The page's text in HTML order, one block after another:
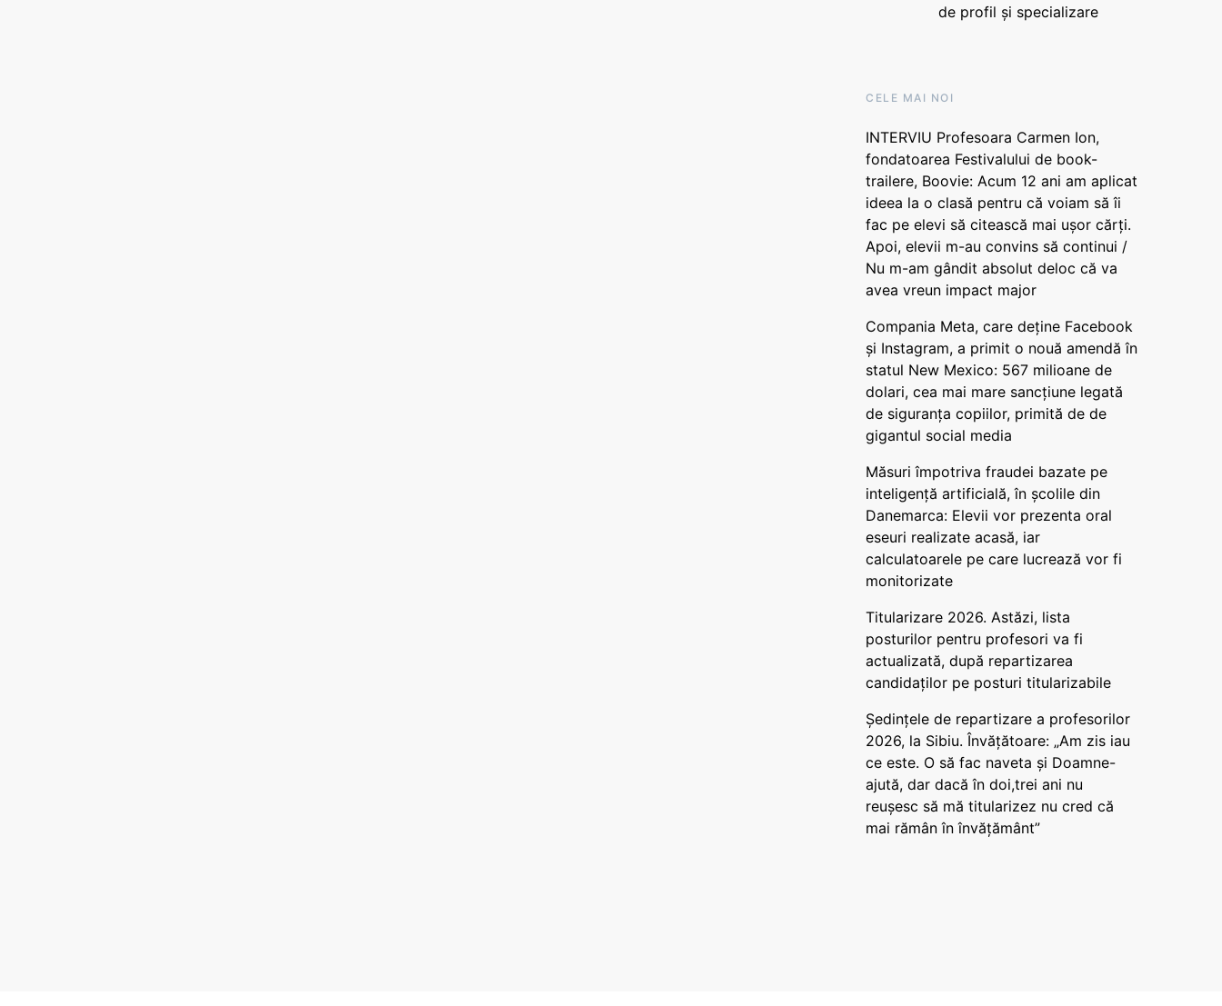
de profil și specializare
CELE MAI NOI
INTERVIU Profesoara Carmen Ion,
fondatoarea Festivalului de book-
trailere, Boovie: Acum 12 ani am aplicat
ideea la o clasă pentru că voiam să îi
fac pe elevi să citească mai ușor cărți.
Apoi, elevii m-au convins să continui /
Nu m-am gândit absolut deloc că va
avea vreun impact major
Compania Meta, care deține Facebook
și Instagram, a primit o nouă amendă în
statul New Mexico: 567 milioane de
dolari, cea mai mare sancțiune legată
de siguranța copiilor, primită de de
gigantul social media
Măsuri împotriva fraudei bazate pe
inteligență artificială, în școlile din
Danemarca: Elevii vor prezenta oral
eseuri realizate acasă, iar
calculatoarele pe care lucrează vor fi
monitorizate
Titularizare 2026. Astăzi, lista
posturilor pentru profesori va fi
actualizată, după repartizarea
candidaților pe posturi titularizabile
Ședințele de repartizare a profesorilor
2026, la Sibiu. Învățătoare: „Am zis iau
ce este. O să fac naveta și Doamne-
ajută, dar dacă în doi,trei ani nu
reușesc să mă titularizez nu cred că
mai rămân în învățământ”